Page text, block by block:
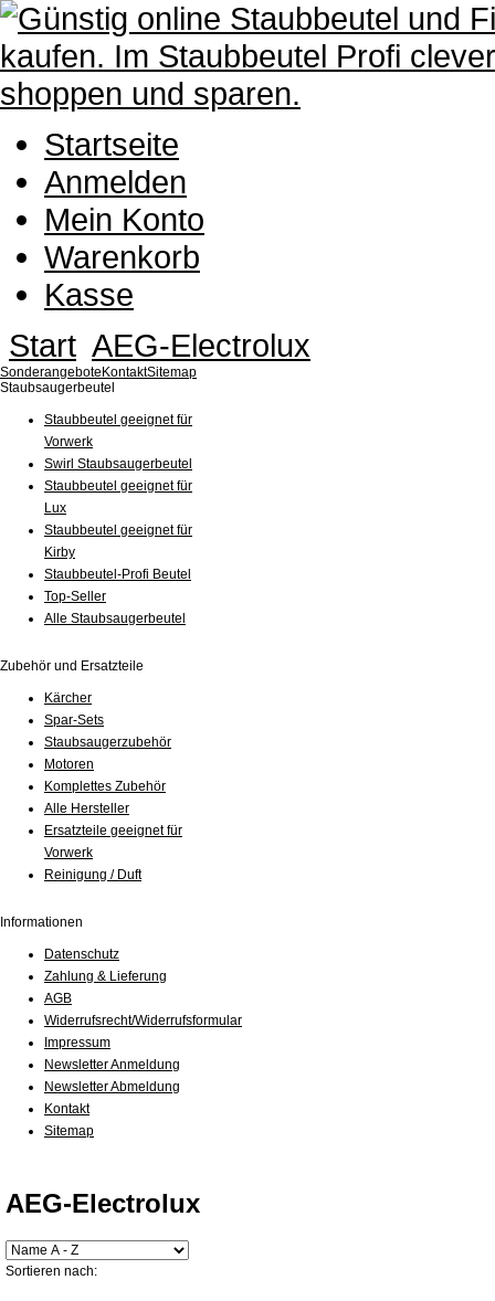
Startseite
Anmelden
Mein Konto
Warenkorb
Kasse
Start AEG-Electrolux
Sonderangebote KontaktSitemap
Staubsaugerbeutel
Staubbeutel geeignet für
Vorwerk
Swirl Staubsaugerbeutel
Staubbeutel geeignet für
Lux
Staubbeutel geeignet für
Kirby
Staubbeutel-Profi Beutel
Top-Seller
Alle Staubsaugerbeutel
Zubehör und Ersatzteile
Kärcher
Spar-Sets
Staubsaugerzubehör
Motoren
Komplettes Zubehör
Alle Hersteller
Ersatzteile geeignet für
Vorwerk
Reinigung / Duft
Informationen
Datenschutz
Zahlung & Lieferung
AGB
Widerrufsrecht/Widerrufsformular
Impressum
Newsletter Anmeldung
Newsletter Abmeldung
Kontakt
Sitemap
AEG-Electrolux
Sortieren nach: